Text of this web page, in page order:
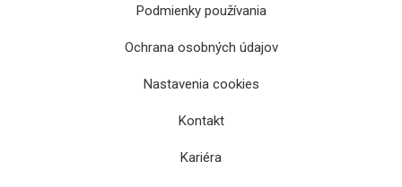
Podmienky používania
Ochrana osobných údajov
Nastavenia cookies
Kontakt
Kariéra